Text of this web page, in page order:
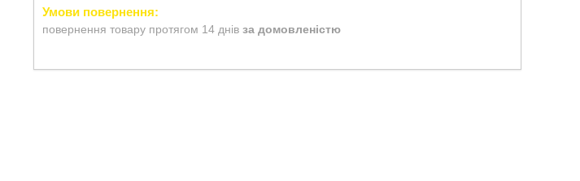
повернення товару протягом 14 днів за домовленістю